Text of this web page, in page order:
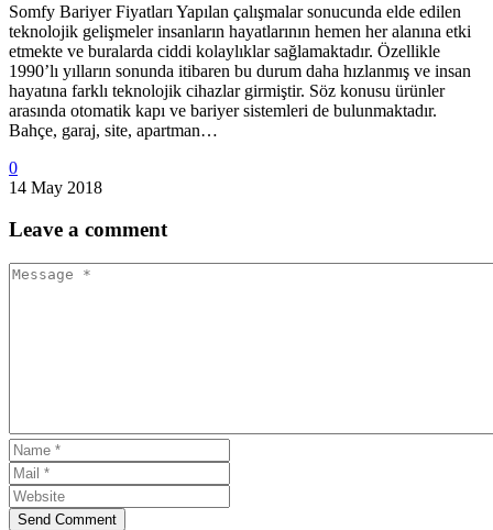
Somfy Bariyer Fiyatları Yapılan çalışmalar sonucunda elde edilen
teknolojik gelişmeler insanların hayatlarının hemen her alanına etki
etmekte ve buralarda ciddi kolaylıklar sağlamaktadır. Özellikle
1990’lı yılların sonunda itibaren bu durum daha hızlanmış ve insan
hayatına farklı teknolojik cihazlar girmiştir. Söz konusu ürünler
arasında otomatik kapı ve bariyer sistemleri de bulunmaktadır.
Bahçe, garaj, site, apartman…
0
14 May 2018
Leave a comment
Send Comment